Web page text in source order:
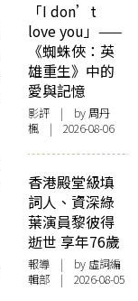
「I don’t
love you」——
《蜘蛛俠：英
雄重生》中的
愛與記憶
影評 | by周丹
楓 | 2026-08-06
香港殿堂級填
詞人、資深綠
葉演員黎彼得
逝世 享年76歲
報導 | by 虛詞編
輯部 | 2026-08-05